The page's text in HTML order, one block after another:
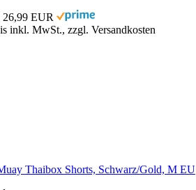
26,99 EUR
inkl. MwSt., zzgl. Versandkosten
Thaibox Shorts, Schwarz/Gold, M EU